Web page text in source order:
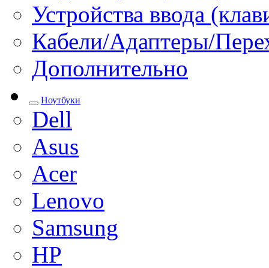
Устройства ввода
Кабели/Адаптеры/
Дополнительно
Ноутбуки
Dell
Asus
Acer
Lenovo
Samsung
HP